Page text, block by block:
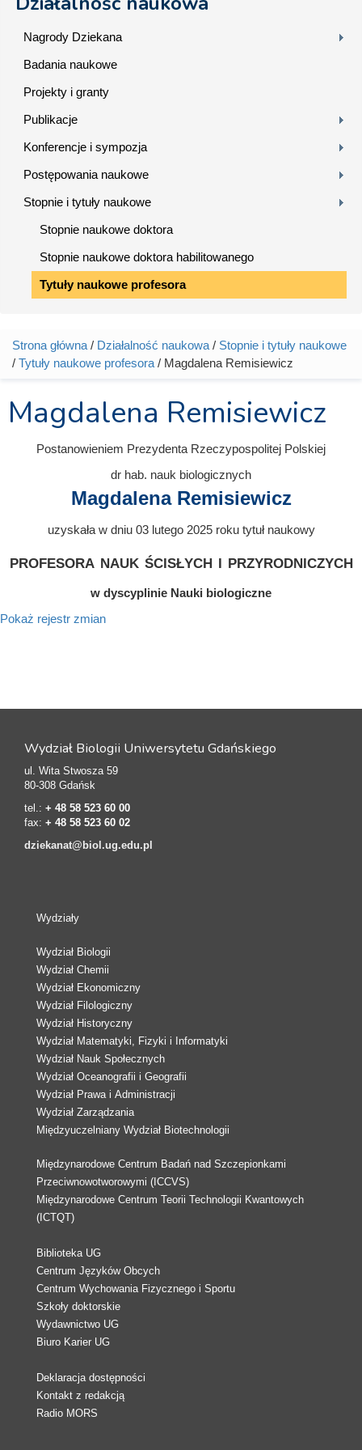
Nagrody Dziekana
Badania naukowe
Projekty i granty
Publikacje
Konferencje i sympozja
Postępowania naukowe
Stopnie i tytuły naukowe
Stopnie naukowe doktora
Stopnie naukowe doktora habilitowanego
Tytuły naukowe profesora
Jesteś tutaj
Strona główna / Działalność naukowa / Stopnie i tytuły naukowe
/ Tytuły naukowe profesora / Magdalena Remisiewicz
Magdalena Remisiewicz
Postanowieniem Prezydenta Rzeczypospolitej Polskiej
dr hab. nauk biologicznych
Magdalena Remisiewicz
uzyskała w dniu 03 lutego 2025 roku tytuł naukowy
profesora nauk ścisłych i przyrodniczych
w dyscyplinie Nauki biologiczne
Pokaż rejestr zmian
Wydział Biologii Uniwersytetu Gdańskiego
ul. Wita Stwosza 59
80-308 Gdańsk
tel.: + 48 58 523 60 00
fax: + 48 58 523 60 02
dziekanat@biol.ug.edu.pl
Wydziały
Wydział Biologii
Wydział Chemii
Wydział Ekonomiczny
Wydział Filologiczny
Wydział Historyczny
Wydział Matematyki, Fizyki i Informatyki
Wydział Nauk Społecznych
Wydział Oceanografii i Geografii
Wydział Prawa i Administracji
Wydział Zarządzania
Międzyuczelniany Wydział Biotechnologii
Międzynarodowe Centrum Badań nad Szczepionkami
Przeciwnowotworowymi (ICCVS)
Międzynarodowe Centrum Teorii Technologii Kwantowych
(ICTQT)
Biblioteka UG
Centrum Języków Obcych
Centrum Wychowania Fizycznego i Sportu
Szkoły doktorskie
Wydawnictwo UG
Biuro Karier UG
Deklaracja dostępności
Kontakt z redakcją
Radio MORS